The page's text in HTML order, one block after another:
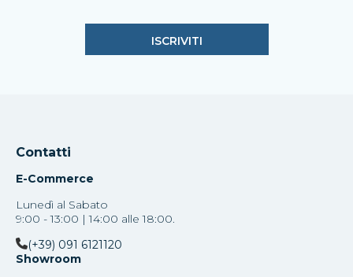
Contatti
E-Commerce
Lunedì al Sabato
9:00 - 13:00 | 14:00 alle 18:00.
(+39) 091 6121120
Showroom